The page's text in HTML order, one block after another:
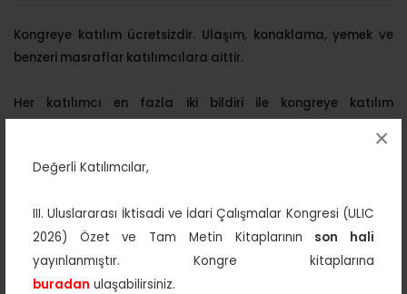
Değerli Katılımcılar,
III. Uluslararası İktisadi ve İdari Çalışmalar Kongresi (ULIC
2026) Özet ve Tam Metin Kitaplarının son hali
yayınlanmıştır. Kongre kitaplarına
buradan ulaşabilirsiniz.
×
Kongreye katılım ücretsizdir. Ulaşım, konaklama, yemek ve
benzeri masraflar katılımcılara aittir.
Her katılımcı en fazla iki bildiri ile kongreye katılım